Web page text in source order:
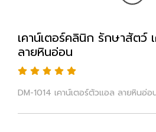
เคาน์เตอร์คลินิก รักษาสัตว์
ลายหินอ่อน
DM-1014 เคาน์เตอร์ตัวแอล ลายหินอ่อ